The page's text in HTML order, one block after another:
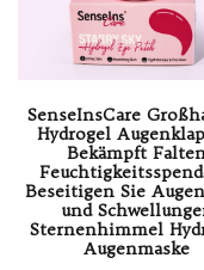
SenseInsCare
Hydrogel
Bekämpft
Beseitigen Sie
und
Sternenhimmel
Augenmaske